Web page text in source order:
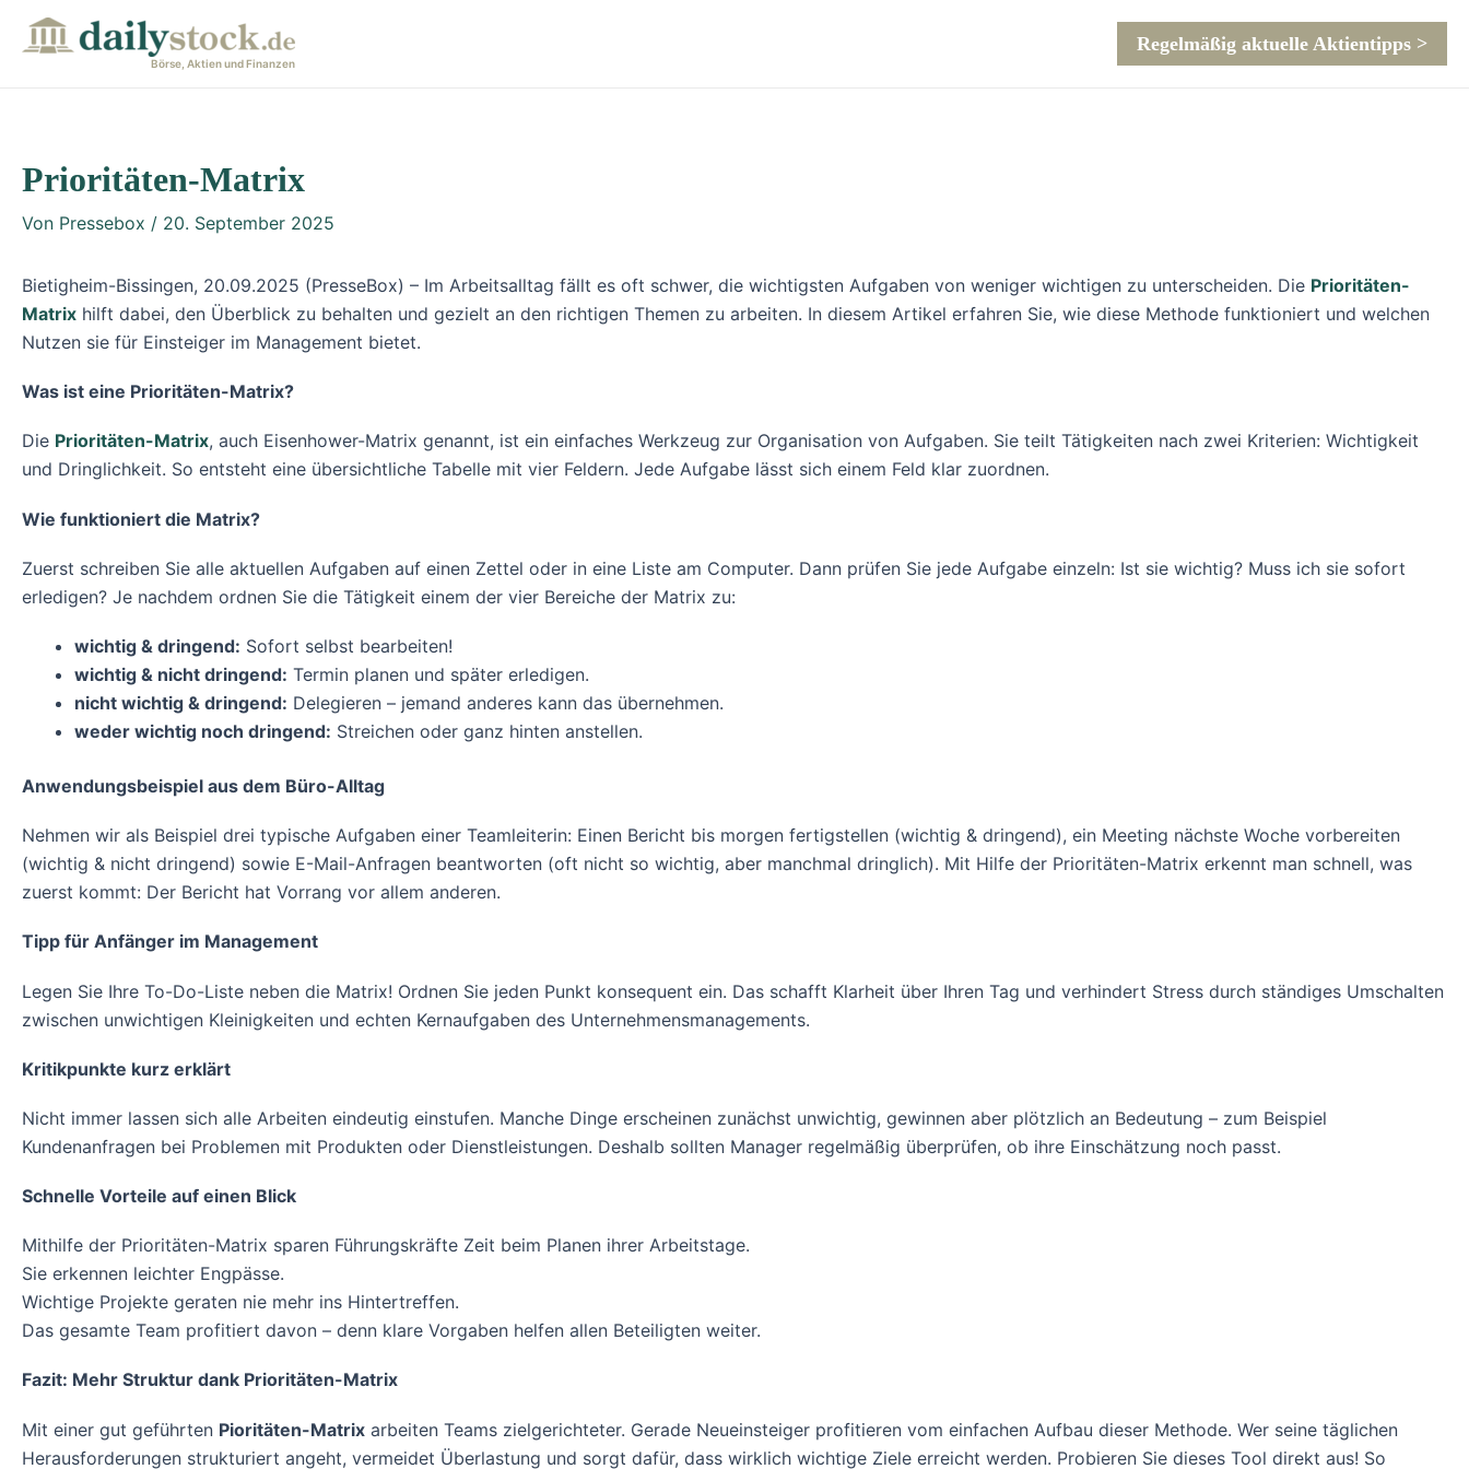
Inhalt
Börse, Aktien und Finanzen
Regelmäßig aktuelle Aktientipps >
Prioritäten-Matrix
Von Pressebox / 20. September 2025
Bietigheim-Bissingen, 20.09.2025 (PresseBox) – Im Arbeitsalltag fällt es oft schwer, die wichtigsten Aufgaben von weniger wichtigen zu unterscheiden. Die Prioritäten-
Matrix hilft dabei, den Überblick zu behalten und gezielt an den richtigen Themen zu arbeiten. In diesem Artikel erfahren Sie, wie diese Methode funktioniert und welchen
Nutzen sie für Einsteiger im Management bietet.
Was ist eine Prioritäten-Matrix?
Die Prioritäten-Matrix, auch Eisenhower-Matrix genannt, ist ein einfaches Werkzeug zur Organisation von Aufgaben. Sie teilt Tätigkeiten nach zwei Kriterien: Wichtigkeit
und Dringlichkeit. So entsteht eine übersichtliche Tabelle mit vier Feldern. Jede Aufgabe lässt sich einem Feld klar zuordnen.
Wie funktioniert die Matrix?
Zuerst schreiben Sie alle aktuellen Aufgaben auf einen Zettel oder in eine Liste am Computer. Dann prüfen Sie jede Aufgabe einzeln: Ist sie wichtig? Muss ich sie sofort
erledigen? Je nachdem ordnen Sie die Tätigkeit einem der vier Bereiche der Matrix zu:
wichtig & dringend: Sofort selbst bearbeiten!
wichtig & nicht dringend: Termin planen und später erledigen.
nicht wichtig & dringend: Delegieren – jemand anderes kann das übernehmen.
weder wichtig noch dringend: Streichen oder ganz hinten anstellen.
Anwendungsbeispiel aus dem Büro-Alltag
Nehmen wir als Beispiel drei typische Aufgaben einer Teamleiterin: Einen Bericht bis morgen fertigstellen (wichtig & dringend), ein Meeting nächste Woche vorbereiten
(wichtig & nicht dringend) sowie E-Mail-Anfragen beantworten (oft nicht so wichtig, aber manchmal dringlich). Mit Hilfe der Prioritäten-Matrix erkennt man schnell, was
zuerst kommt: Der Bericht hat Vorrang vor allem anderen.
Tipp für Anfänger im Management
Legen Sie Ihre To-Do-Liste neben die Matrix! Ordnen Sie jeden Punkt konsequent ein. Das schafft Klarheit über Ihren Tag und verhindert Stress durch ständiges Umschalten
zwischen unwichtigen Kleinigkeiten und echten Kernaufgaben des Unternehmensmanagements.
Kritikpunkte kurz erklärt
Nicht immer lassen sich alle Arbeiten eindeutig einstufen. Manche Dinge erscheinen zunächst unwichtig, gewinnen aber plötzlich an Bedeutung – zum Beispiel
Kundenanfragen bei Problemen mit Produkten oder Dienstleistungen. Deshalb sollten Manager regelmäßig überprüfen, ob ihre Einschätzung noch passt.
Schnelle Vorteile auf einen Blick
Mithilfe der Prioritäten-Matrix sparen Führungskräfte Zeit beim Planen ihrer Arbeitstage.
Sie erkennen leichter Engpässe.
Wichtige Projekte geraten nie mehr ins Hintertreffen.
Das gesamte Team profitiert davon – denn klare Vorgaben helfen allen Beteiligten weiter.
Fazit: Mehr Struktur dank Prioritäten-Matrix
Mit einer gut geführten Pioritäten-Matrix arbeiten Teams zielgerichteter. Gerade Neueinsteiger profitieren vom einfachen Aufbau dieser Methode. Wer seine täglichen
Herausforderungen strukturiert angeht, vermeidet Überlastung und sorgt dafür, dass wirklich wichtige Ziele erreicht werden. Probieren Sie dieses Tool direkt aus! So
navigation